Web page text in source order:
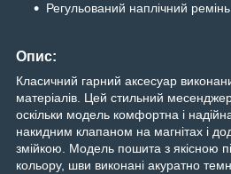
Регульований наплічний
Опис:
Класичний гарний аксесуар
матеріалів. Цей стильний
оскільки модель комфортна і
накидним клапаном на магнітах і
змійкою. Модель пошита з якісною
кольору, шви виконані акуратно